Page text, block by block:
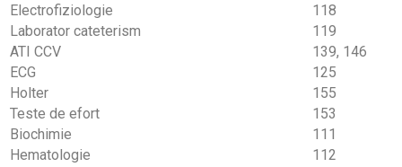
Electrofiziologie
118
Laborator cateterism
119
ATI CCV
139, 146
ECG
125
Holter
155
Teste de efort
153
Biochimie
111
Hematologie
112